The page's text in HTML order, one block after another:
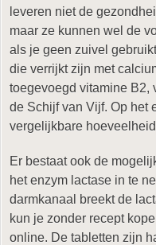
leveren niet de
maar ze kunnen wel de
als je geen zuivel
die verrijkt zijn met
toegevoegd vitamine B2,
de Schijf van Vijf. Op het
vergelijkbare
Er bestaat ook de
het enzym lactase in te
darmkanaal breekt de
kun je zonder recept
online. De tabletten zijn